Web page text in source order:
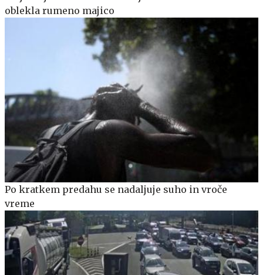
oblekla rumeno majico
Po kratkem predahu se nadaljuje suho in vroče
vreme